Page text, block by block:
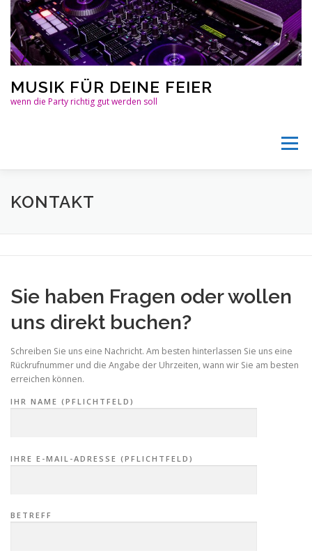
Zum
Inhalt
springen
MUSIK FÜR DEINE FEIER
wenn die Party richtig gut werden soll
Menü
ÜBER UNS
KONTAKT LINKS
KONTAKT
Sie haben Fragen oder wollen
uns direkt buchen?
Schreiben Sie uns eine Nachricht. Am besten hinterlassen Sie uns eine
Rückrufnummer und die Angabe der Uhrzeiten, wann wir Sie am besten
erreichen können.
IHR NAME (PFLICHTFELD)
IHRE E-MAIL-ADRESSE (PFLICHTFELD)
BETREFF